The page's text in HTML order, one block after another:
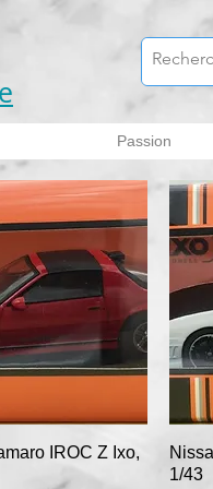
Passion
rapide
IROC Z Ixo,
1/43